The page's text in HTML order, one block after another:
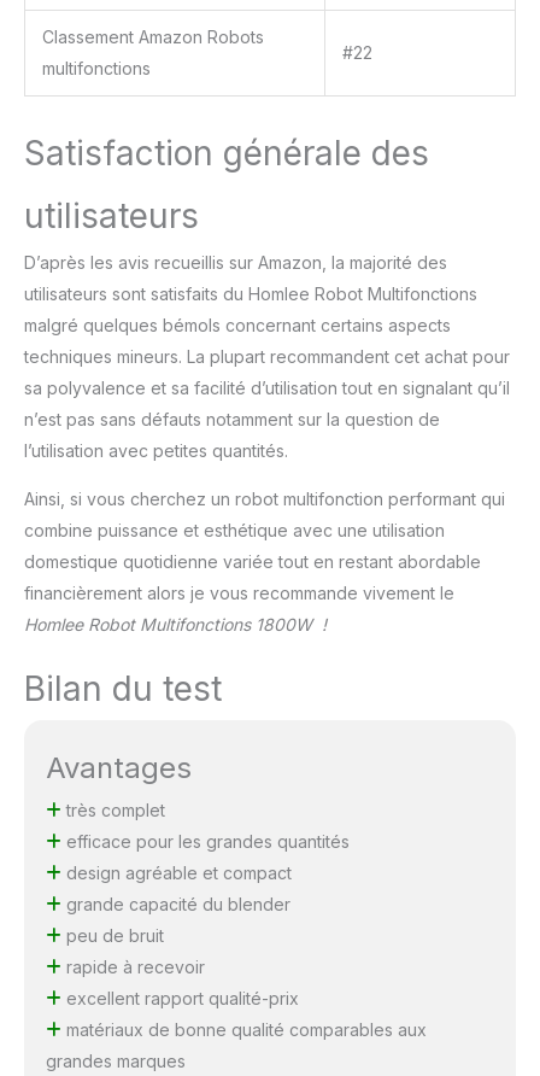
Classement Amazon Robots
multifonctions
#22
Satisfaction générale des
utilisateurs
D’après les avis recueillis sur Amazon, la majorité des
utilisateurs sont satisfaits du Homlee Robot Multifonctions
malgré quelques bémols concernant certains aspects
techniques mineurs. La plupart recommandent cet achat pour
sa polyvalence et sa facilité d’utilisation tout en signalant qu’il
n’est pas sans défauts notamment sur la question de
l’utilisation avec petites quantités.
Ainsi, si vous cherchez un robot multifonction performant qui
combine puissance et esthétique avec une utilisation
domestique quotidienne variée tout en restant abordable
financièrement alors je vous recommande vivement le
Homlee Robot Multifonctions 1800W !
Bilan du test
Avantages
très complet
efficace pour les grandes quantités
design agréable et compact
grande capacité du blender
peu de bruit
rapide à recevoir
excellent rapport qualité-prix
matériaux de bonne qualité comparables aux
grandes marques